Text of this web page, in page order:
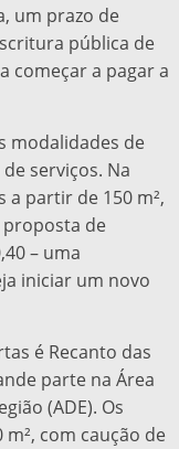
um prazo de
pública de
começar a pagar a
modalidades de
serviços. Na
partir de 150 m²,
proposta de
– uma
iniciar um novo
é Recanto das
parte na Área
(ADE). Os
com caução de